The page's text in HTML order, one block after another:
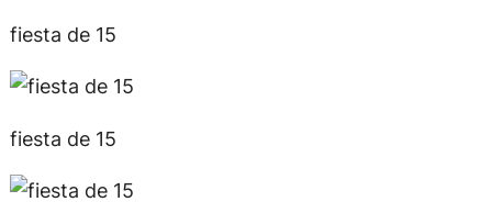
fiesta de 15
fiesta de 15